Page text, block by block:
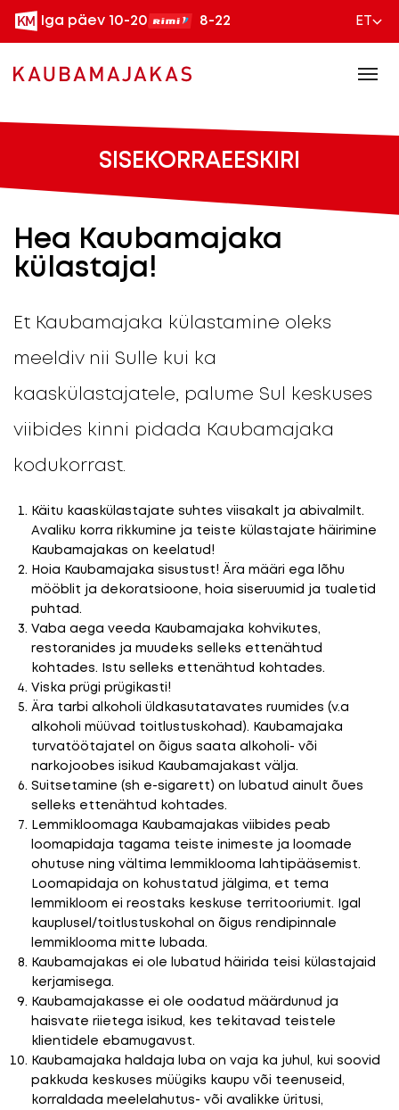
Iga päev 10-20 8-22 ET
SISEKORRAEESKIRI
Hea Kaubamajaka
külastaja!
Et Kaubamajaka külastamine oleks
meeldiv nii Sulle kui ka
kaaskülastajatele, palume Sul keskuses
viibides kinni pidada Kaubamajaka
kodukorrast.
Käitu kaaskülastajate suhtes viisakalt ja abivalmilt.
Avaliku korra rikkumine ja teiste külastajate häirimine
Kaubamajakas on keelatud!
Hoia Kaubamajaka sisustust! Ära määri ega lõhu
mööblit ja dekoratsioone, hoia siseruumid ja tualetid
puhtad.
Vaba aega veeda Kaubamajaka kohvikutes,
restoranides ja muudeks selleks ettenähtud
kohtades. Istu selleks ettenähtud kohtades.
Viska prügi prügikasti!
Ära tarbi alkoholi üldkasutatavates ruumides (v.a
alkoholi müüvad toitlustuskohad). Kaubamajaka
turvatöötajatel on õigus saata alkoholi- või
narkojoobes isikud Kaubamajakast välja.
Suitsetamine (sh e-sigarett) on lubatud ainult õues
selleks ettenähtud kohtades.
Lemmikloomaga Kaubamajakas viibides peab
loomapidaja tagama teiste inimeste ja loomade
ohutuse ning vältima lemmiklooma lahtipääsemist.
Loomapidaja on kohustatud jälgima, et tema
lemmikloom ei reostaks keskuse territooriumit. Igal
kauplusel/toitlustuskohal on õigus rendipinnale
lemmiklooma mitte lubada.
Kaubamajakas ei ole lubatud häirida teisi külastajaid
kerjamisega.
Kaubamajakasse ei ole oodatud määrdunud ja
haisvate riietega isikud, kes tekitavad teistele
klientidele ebamugavust.
Kaubamajaka haldaja luba on vaja ka juhul, kui soovid
pakkuda keskuses müügiks kaupu või teenuseid,
korraldada meelelahutus- või avalikke üritusi,